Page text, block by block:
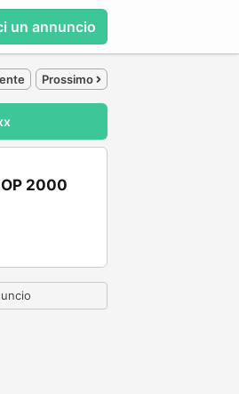
un annuncio
Prossimo
2000